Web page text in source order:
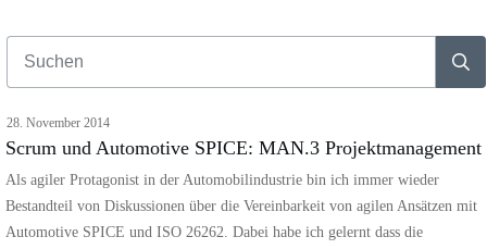
28. November 2014
Scrum und Automotive SPICE: MAN.3 Projektmanagement
Als agiler Protagonist in der Automobilindustrie bin ich immer wieder
Bestandteil von Diskussionen über die Vereinbarkeit von agilen Ansätzen mit
Automotive SPICE und ISO 26262. Dabei habe ich gelernt dass die